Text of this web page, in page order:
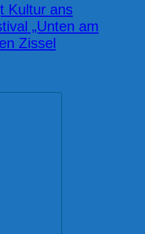
Kultur ans
„Unten am
Zissel